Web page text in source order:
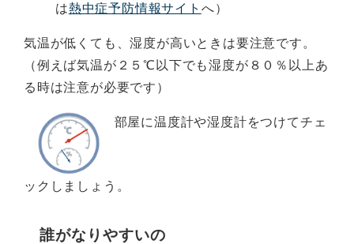
は熱中症予防情報サイト へ）
気温が低くても、湿度が高いときは要注意です。
（例えば気温が２５℃以下でも湿度が８０％以上あ
る時は注意が必要です）
部屋に温度計や湿度計をつけてチェ
ックしましょう。
誰がなりやすいの